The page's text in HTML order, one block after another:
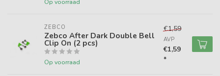
Op voorraad
ZEBCO
Zebco After Dark Double Bell
Clip On (2 pcs)
Op voorraad
€1,59
AVP
€1,59
*